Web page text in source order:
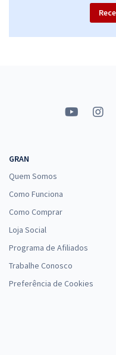
GRAN
Quem Somos
Como Funciona
Como Comprar
Loja Social
Programa de Afiliados
Trabalhe Conosco
Preferência de Cookies